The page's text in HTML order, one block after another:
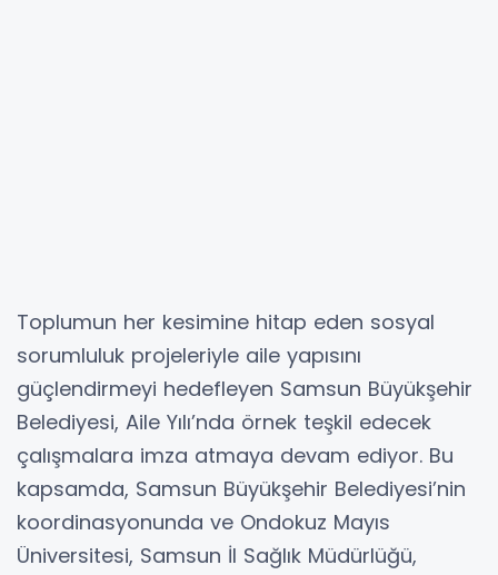
Toplumun her kesimine hitap eden sosyal
sorumluluk projeleriyle aile yapısını
güçlendirmeyi hedefleyen Samsun Büyükşehir
Belediyesi, Aile Yılı’nda örnek teşkil edecek
çalışmalara imza atmaya devam ediyor. Bu
kapsamda, Samsun Büyükşehir Belediyesi’nin
koordinasyonunda ve Ondokuz Mayıs
Üniversitesi, Samsun İl Sağlık Müdürlüğü,